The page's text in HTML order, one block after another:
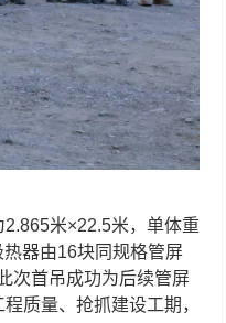
米×22.5米，单体重
器由16块同规格管屏
次首吊成功为后续管屏
质量、抢抓建设工期，